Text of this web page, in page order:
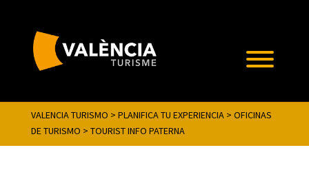
VALENCIA TURISMO > PLANIFICA TU EXPERIENCIA> OFICINAS
DE TURISMO > TOURIST INFO PATERNA